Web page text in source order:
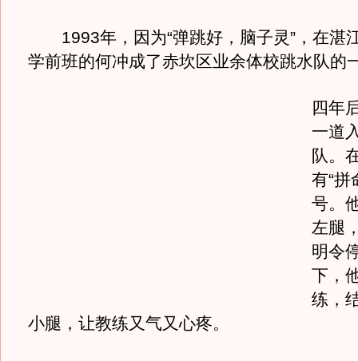
1993年，因为“弹跳好，脑子灵”，在湛
学前班的何冲成了赤坎区业余体校跳水队的
四年
一道
队。
有“拼
号。
左腿
明令
下，
练，
小腿，让教练又气又心疼。